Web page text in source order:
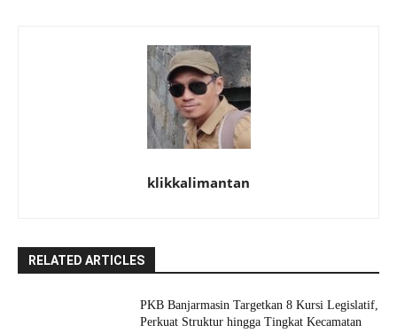
klikkalimantan
RELATED ARTICLES
PKB Banjarmasin Targetkan 8 Kursi Legislatif,
Perkuat Struktur hingga Tingkat Kecamatan